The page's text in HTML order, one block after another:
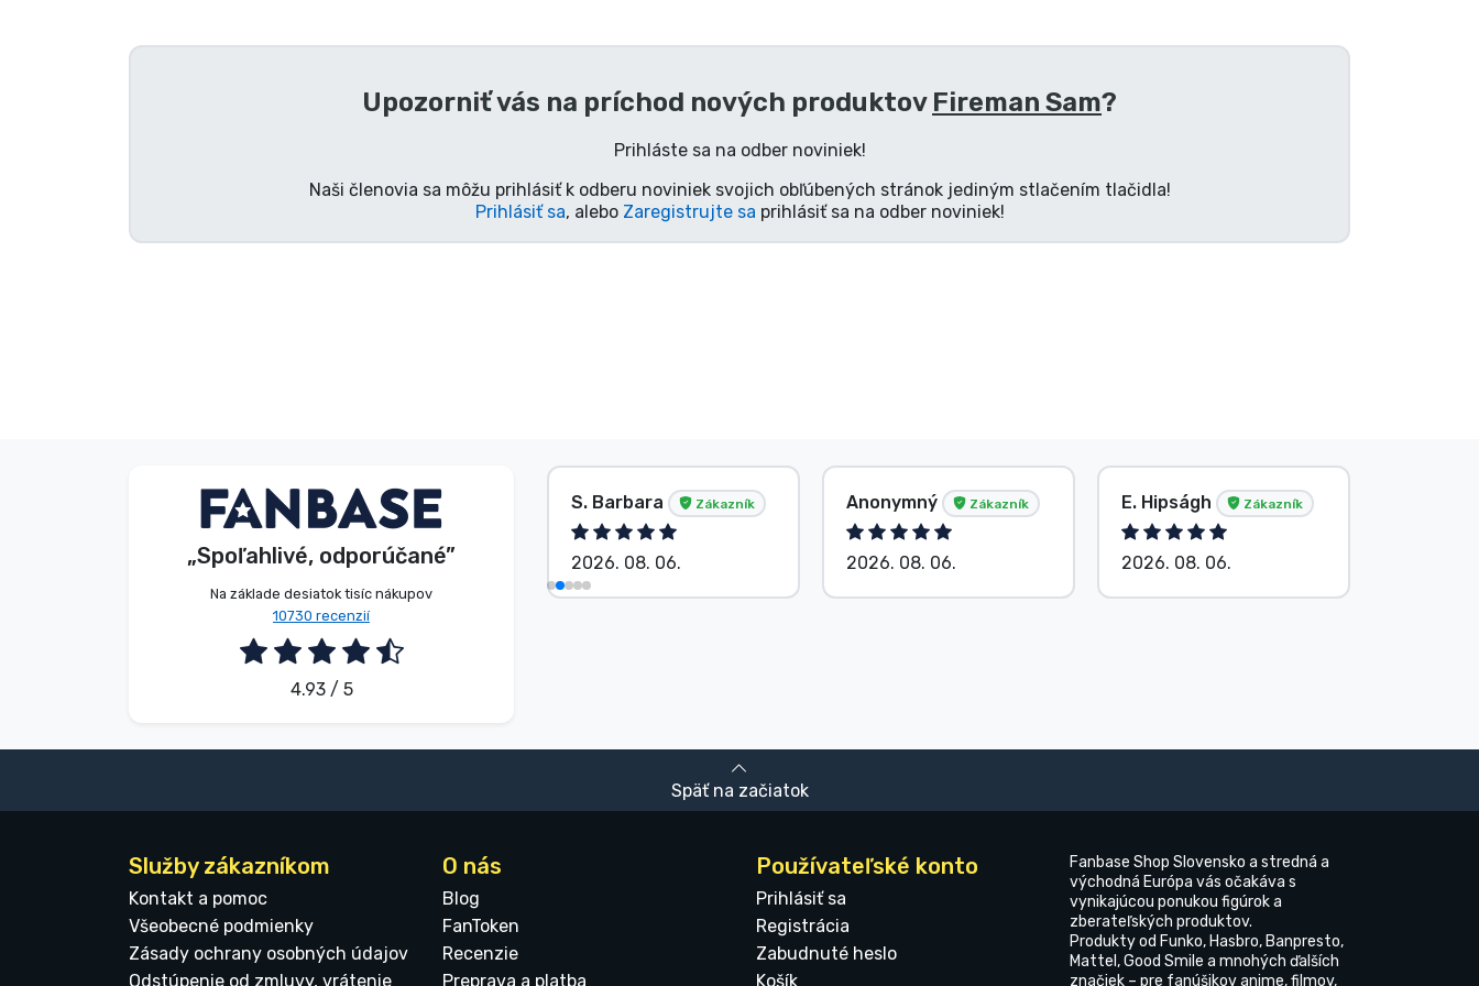
Upozorniť vás na príchod nových produktov Fireman Sam?
Prihláste sa na odber noviniek!
Naši členovia sa môžu prihlásiť k odberu noviniek svojich obľúbených stránok jediným stlačením tlačidla!
Prihlásiť sa, alebo Zaregistrujte sa prihlásiť sa na odber noviniek!
„Spoľahlivé, odporúčané”
Na základe desiatok tisíc nákupov
10730 recenzií
4.93 / 5
V. Éva Zákazník
2026. 08. 06.
S. Barbara Zákazník
2026. 08. 06.
Anonymný Zákazník
2026. 08. 06.
E. Hipságh Zákazník
2026. 08. 06.
Späť na začiatok
Služby zákazníkom
Kontakt a pomoc
Všeobecné podmienky
Zásady ochrany osobných údajov
Odstúpenie od zmluvy, vrátenie
O nás
Blog
FanToken
Recenzie
Preprava a platba
Používateľské konto
Prihlásiť sa
Registrácia
Zabudnuté heslo
Košík
Fanbase Shop Slovensko a stredná a
východná Európa vás očakáva s
vynikajúcou ponukou figúrok a
zberateľských produktov.
Produkty od Funko, Hasbro, Banpresto,
Mattel, Good Smile a mnohých ďalších
značiek – pre fanúšikov anime, filmov,
Zoradiť podľa série